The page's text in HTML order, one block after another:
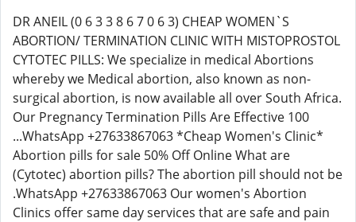
DR ANEIL (0 6 3 3 8 6 7 0 6 3) CHEAP WOMEN`S
ABORTION/ TERMINATION CLINIC WITH MISTOPROSTOL
CYTOTEC PILLS: We specialize in medical Abortions
whereby we Medical abortion, also known as non-
surgical abortion, is now available all over South Africa.
Our Pregnancy Termination Pills Are Effective 100
...WhatsApp +27633867063 *Cheap Women's Clinic*
Abortion pills for sale 50% Off Online What are
(Cytotec) abortion pills? The abortion pill should not be
.WhatsApp +27633867063 Our women's Abortion
Clinics offer same day services that are safe and pain